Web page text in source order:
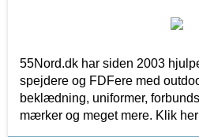
55Nord.dk har siden 2003
spejdere og FDFere med
beklædning, uniformer,
mærker og meget mere. Klik